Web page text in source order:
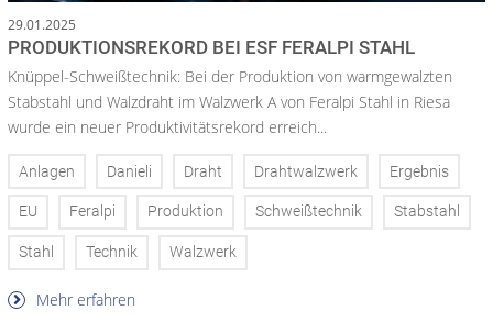
29.01.2025
PRODUKTIONSREKORD BEI ESF FERALPI STAHL
Knüppel-Schweißtechnik: Bei der Produktion von warmgewalzten
Stabstahl und Walzdraht im Walzwerk A von Feralpi Stahl in Riesa
wurde ein neuer Produktivitätsrekord erreich...
Anlagen Danieli Draht Drahtwalzwerk Ergebnis
EU Feralpi Produktion Schweißtechnik Stabstahl
Stahl Technik Walzwerk
Mehr erfahren